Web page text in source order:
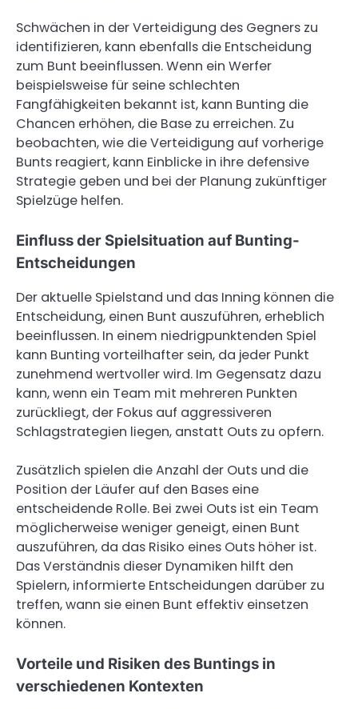
Schwächen in der Verteidigung des Gegners zu
identifizieren, kann ebenfalls die Entscheidung
zum Bunt beeinflussen. Wenn ein Werfer
beispielsweise für seine schlechten
Fangfähigkeiten bekannt ist, kann Bunting die
Chancen erhöhen, die Base zu erreichen. Zu
beobachten, wie die Verteidigung auf vorherige
Bunts reagiert, kann Einblicke in ihre defensive
Strategie geben und bei der Planung zukünftiger
Spielzüge helfen.
Einfluss der Spielsituation auf Bunting-
Entscheidungen
Der aktuelle Spielstand und das Inning können die
Entscheidung, einen Bunt auszuführen, erheblich
beeinflussen. In einem niedrigpunktenden Spiel
kann Bunting vorteilhafter sein, da jeder Punkt
zunehmend wertvoller wird. Im Gegensatz dazu
kann, wenn ein Team mit mehreren Punkten
zurückliegt, der Fokus auf aggressiveren
Schlagstrategien liegen, anstatt Outs zu opfern.
Zusätzlich spielen die Anzahl der Outs und die
Position der Läufer auf den Bases eine
entscheidende Rolle. Bei zwei Outs ist ein Team
möglicherweise weniger geneigt, einen Bunt
auszuführen, da das Risiko eines Outs höher ist.
Das Verständnis dieser Dynamiken hilft den
Spielern, informierte Entscheidungen darüber zu
treffen, wann sie einen Bunt effektiv einsetzen
können.
Vorteile und Risiken des Buntings in
verschiedenen Kontexten